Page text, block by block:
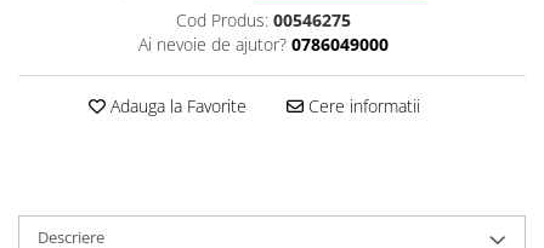
Burghie pentru metal in trepte -
Burghie pentru sticla si ceramica
slefuire
Cod Produs: 00546275
Ai nevoie de ajutor? 0786049000
Adauga la Favorite Cere informatii
Descriere